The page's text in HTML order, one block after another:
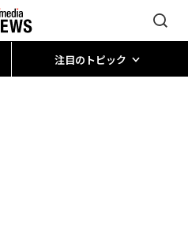
注目のトピック